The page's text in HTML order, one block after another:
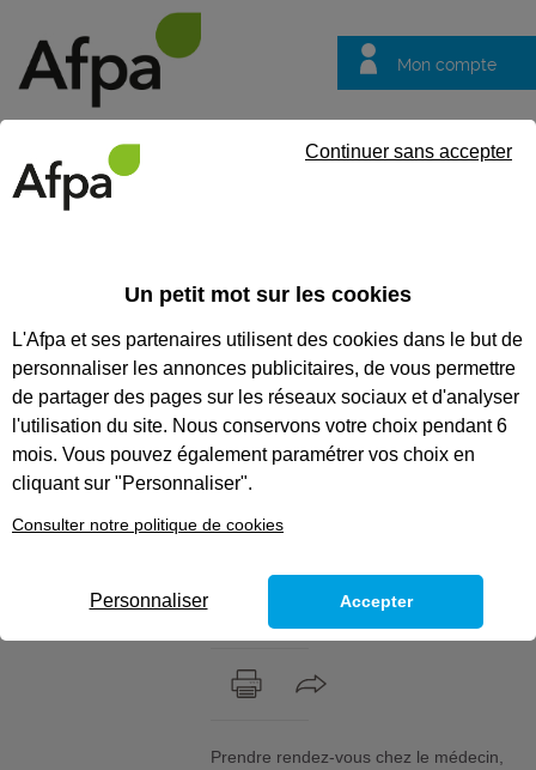
Mon compte
questions
Valider ses compétences Les
certifications CléA
Qu’est-ce que CleA
numérique ?
Vous savez trouver et échanger
des informations sur Internet,
travailler en mode collaboratif…
Prouvez-le grâce à CléA
par les entreprises de tous les
secteurs partout en France.
Prendre rendez-vous chez le médecin,
Un petit mot sur les cookies
L'Afpa et ses partenaires utilisent des cookies dans le but de
personnaliser les annonces publicitaires, de vous permettre
de partager des pages sur les réseaux sociaux et d'analyser
l'utilisation du site. Nous conservons votre choix pendant 6
mois. Vous pouvez également paramétrer vos choix en
cliquant sur "Personnaliser".
Consulter notre politique de cookies
Continuer sans accepter
Personnaliser Accepter